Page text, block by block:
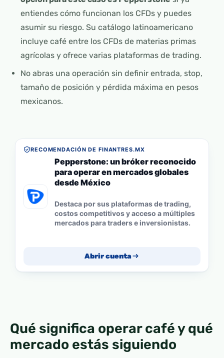
entiendes cómo funcionan los CFDs y puedes
asumir su riesgo. Su catálogo latinoamericano
incluye café entre los CFDs de materias primas
agrícolas y ofrece varias plataformas de trading.
No abras una operación sin definir entrada, stop,
tamaño de posición y pérdida máxima en pesos
mexicanos.
RECOMENDACIÓN DE FINANTRES.MX
Pepperstone: un bróker reconocido
para operar en mercados globales
desde México
Destaca por sus plataformas de trading,
costos competitivos y acceso a múltiples
mercados para traders e inversionistas.
Abrir cuenta
Qué significa operar café y qué
mercado estás siguiendo